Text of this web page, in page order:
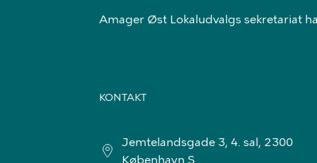
Amager Øst Lokaludvalgs sekretariat
KONTAKT
Jemtelandsgade 3, 4. sal, 2300
København S